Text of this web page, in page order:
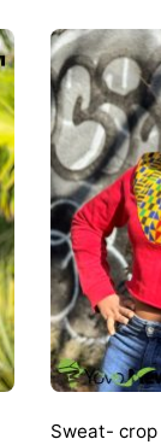
Sweat-